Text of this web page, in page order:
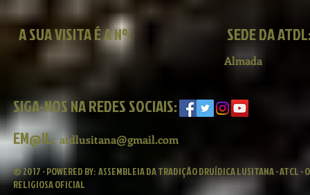
A SUA VISITA É A Nº: SEDE DA
Almada
SIGA-NOS NA REDES SOCIAIS:
EM@IL: atdlusitana@gmail.com
© 2017 - POWERED BY: ASSEMBLEIA DA TRADIÇÃO DRUÍDICA LUSITANA - ATCL -
RELIGIOSA OFICIAL